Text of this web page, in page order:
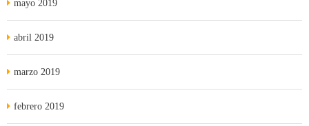
mayo 2019
abril 2019
marzo 2019
febrero 2019